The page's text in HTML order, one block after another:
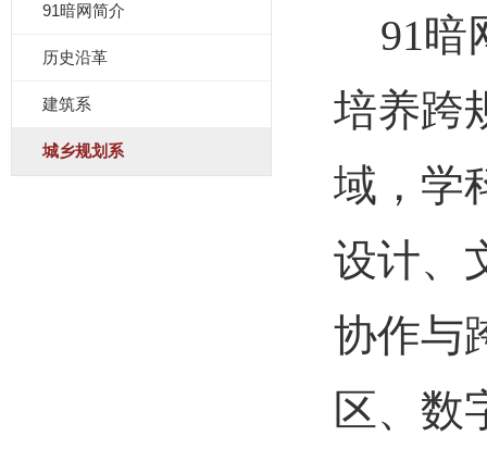
91暗网简介
历史沿革
建筑系
城乡规划系
91暗
培养跨
域，学
设计、
协作与
区、数